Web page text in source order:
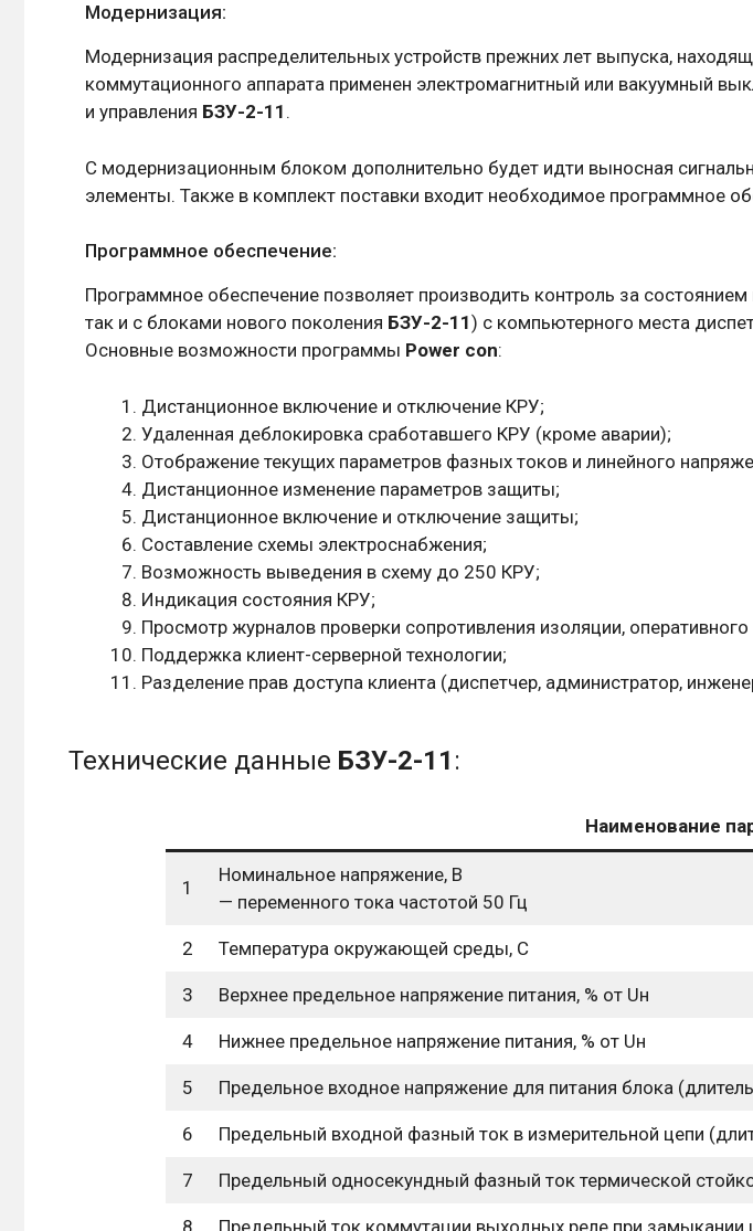
Модернизация:
Модернизация распределительных устройств прежних лет выпуска,
коммутационного аппарата применен электромагнитный или вакуумный
и управления БЗУ-2-11 .
С модернизационным блоком дополнительно будет идти выносная
элементы. Также в комплект поставки входит необходимое программное
Программное обеспечение:
Программное обеспечение позволяет производить контроль за состоянием
так и с блоками нового поколения БЗУ-2-11) с компьютерного места
Основные возможности программы Power con:
Дистанционное включение и отключение КРУ;
Удаленная деблокировка сработавшего КРУ (кроме аварии);
Отображение текущих параметров фазных токов и линейного
Дистанционное изменение параметров защиты;
Дистанционное включение и отключение защиты;
Составление схемы электроснабжения;
Возможность выведения в схему до 250 КРУ;
Индикация состояния КРУ;
Просмотр журналов проверки сопротивления изоляции,
Поддержка клиент-серверной технологии;
Разделение прав доступа клиента (диспетчер, администратор,
Технические данные БЗУ-2-11 :
Наименование
1
Номинальное напряжение, В
— переменного тока частотой 50 Гц
2 Температура окружающей среды, С
3 Верхнее предельное напряжение питания, % от Uн
4 Нижнее предельное напряжение питания, % от Uн
5 Предельное входное напряжение для питания блока
6 Предельный входной фазный ток в измерительной цепи
7 Предельный односекундный фазный ток термической